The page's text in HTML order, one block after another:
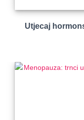
Utjecaj